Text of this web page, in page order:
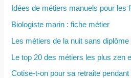
:
Idées de métiers manuels pour les
Biologiste marin : fiche métier
Les métiers de la nuit sans diplôme
Le top 20 des métiers les plus zen
Cotise-t-on pour sa retraite